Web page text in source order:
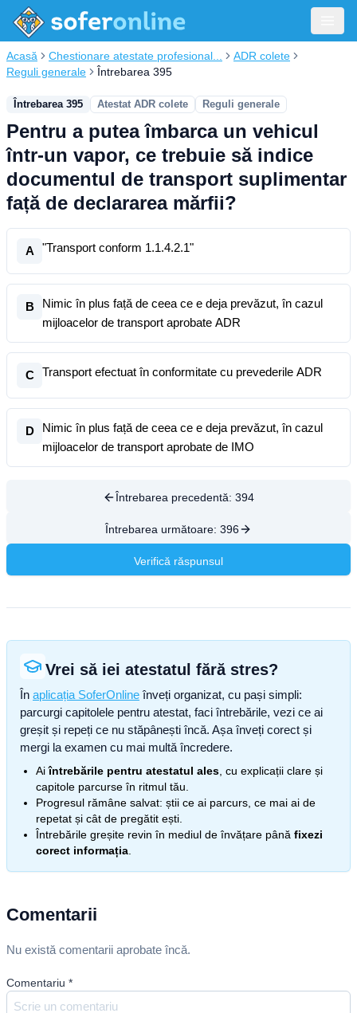
Acasă Chestionare atestate profesional...
ADR colete
Reguli generale
Întrebarea 395
Întrebarea 395 Atestat ADR colete Reguli generale
Pentru a putea îmbarca un vehicul
într-un vapor, ce trebuie să indice
documentul de transport suplimentar
față de declararea mărfii?
A "Transport conform 1.1.4.2.1"
B
Nimic în plus față de ceea ce e deja prevăzut, în cazul
mijloacelor de transport aprobate ADR
C Transport efectuat în conformitate cu prevederile ADR
D
Nimic în plus față de ceea ce e deja prevăzut, în cazul
mijloacelor de transport aprobate de IMO
Întrebarea precedentă: 394
Întrebarea următoare: 396
Verifică răspunsul
Vrei să iei atestatul fără stres?
În aplicația SoferOnline înveți organizat, cu pași simpli:
parcurgi capitolele pentru atestat, faci întrebările, vezi ce ai
greșit și repeți ce nu stăpânești încă. Așa înveți corect și
mergi la examen cu mai multă încredere.
Aiîntrebările pentru atestatul ales , cu explicații clare și
capitole parcurse în ritmul tău.
Progresul rămâne salvat: știi ce ai parcurs, ce mai ai de
repetat și cât de pregătit ești.
Întrebările greșite revin în mediul de învățare până fixezi
corect informația
Comentarii
Nu există comentarii aprobate încă.
Comentariu *